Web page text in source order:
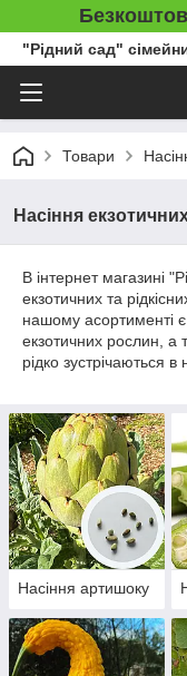
"Рідний сад"
Товари
Насіння
В інтернет магазині
екзотичних та
нашому асортименті є
екзотичних рослин, а
рідко зустрічаються
Насіння артишоку